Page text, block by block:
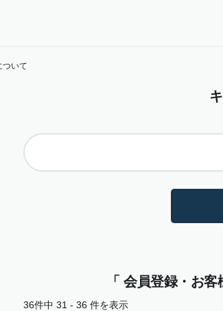
ついて
「 会員登録・お
36件中 31 - 36 件を表示